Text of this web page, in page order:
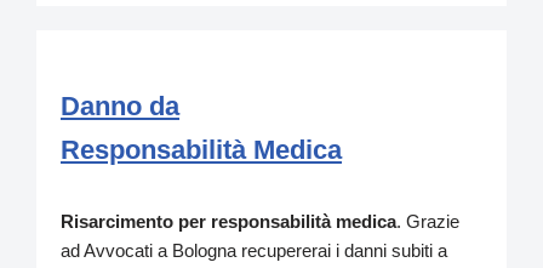
Danno da
Responsabilità Medica
Risarcimento per responsabilità medica. Grazie
ad Avvocati a Bologna recupererai i danni subiti a